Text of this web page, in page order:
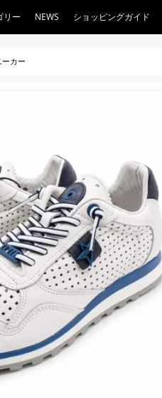
リー NEWS ショッピングガイド
カー